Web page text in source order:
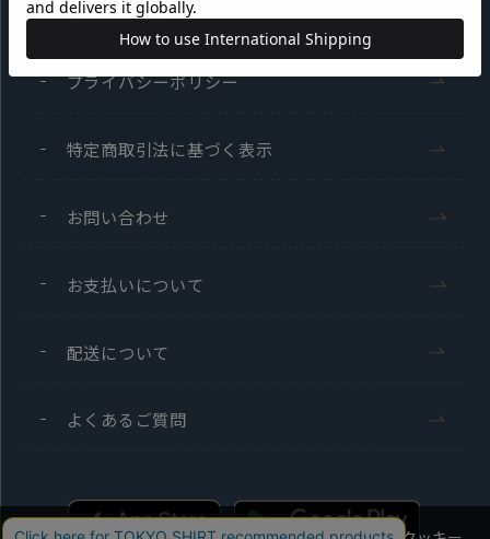
会員利用規約
プライバシーポリシー
特定商取引法に基づく表示
お問い合わせ
お支払いについて
配送について
よくあるご質問